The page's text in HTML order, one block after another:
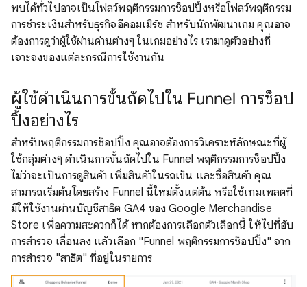
พบได้ทั่วไปอาจเป็นโฟลว์พฤติกรรมการช็อปปิ้งหรือโฟลว์พฤติกรรม
การชําระเงินสําหรับธุรกิจอีคอมเมิร์ซ สําหรับนักพัฒนาเกม คุณอาจ
ต้องการดูว่าผู้ใช้ผ่านด่านต่างๆ ในเกมอย่างไร เรามาดูตัวอย่างที่
เจาะจงของแต่ละกรณีการใช้งานกัน
ผู้ใช้ดำเนินการขั้นถัดไปใน Funnel การช็อป
ปิ้งอย่างไร
สําหรับพฤติกรรมการช็อปปิ้ง คุณอาจต้องการวิเคราะห์ลักษณะที่ผู้
ใช้กลุ่มต่างๆ ดำเนินการขั้นถัดไปใน Funnel พฤติกรรมการช็อปปิ้ง
ไม่ว่าจะเป็นการดูสินค้า เพิ่มสินค้าในรถเข็น และซื้อสินค้า คุณ
สามารถเริ่มต้นโดยสร้าง Funnel นี้ใหม่ตั้งแต่ต้น หรือใช้เทมเพลตที่
มีให้ใช้งานผ่านบัญชีสาธิต GA4 ของ Google Merchandise
Store เพื่อความสะดวกก็ได้ หากต้องการเลือกตัวเลือกนี้ ให้ไปที่ฮับ
การสํารวจ เลื่อนลง แล้วเลือก "Funnel พฤติกรรมการช็อปปิ้ง" จาก
การสํารวจ "สาธิต" ที่อยู่ในรายการ